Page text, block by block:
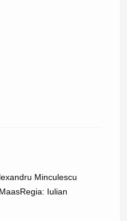
Minculescu
Iulian